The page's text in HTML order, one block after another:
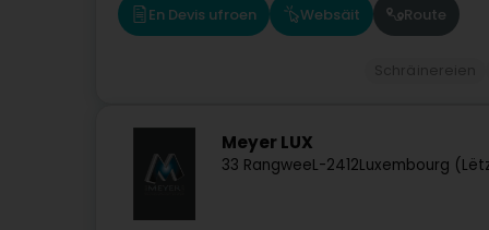
En Devis ufroen Websäit Route
Meyer LUX
33 RangweeL-2412Luxembourg